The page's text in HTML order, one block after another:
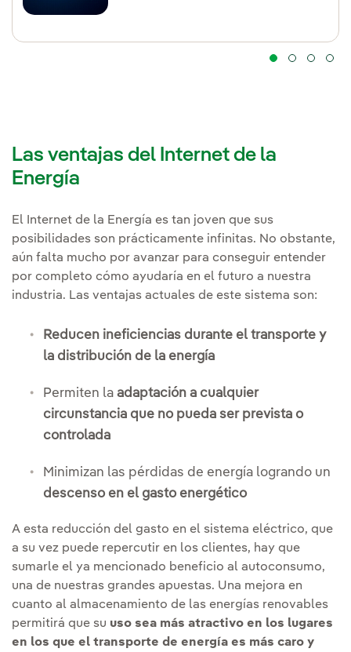
Las ventajas del Internet de la
Energía
El Internet de la Energía es tan joven que sus
posibilidades son prácticamente infinitas. No obstante,
aún falta mucho por avanzar para conseguir entender
por completo cómo ayudaría en el futuro a nuestra
industria. Las ventajas actuales de este sistema son:
Reducen ineficiencias durante el transporte y
la distribución de la energía
Permiten la adaptación a cualquier
circunstancia que no pueda ser prevista o
controlada
Minimizan las pérdidas de energía logrando un
descenso en el gasto energético
A esta reducción del gasto en el sistema eléctrico, que
a su vez puede repercutir en los clientes, hay que
sumarle el ya mencionado beneficio al autoconsumo,
una de nuestras grandes apuestas. Una mejora en
cuanto al almacenamiento de las energías renovables
permitirá que su uso sea más atractivo en los lugares
en los que el transporte de energía es más caro y